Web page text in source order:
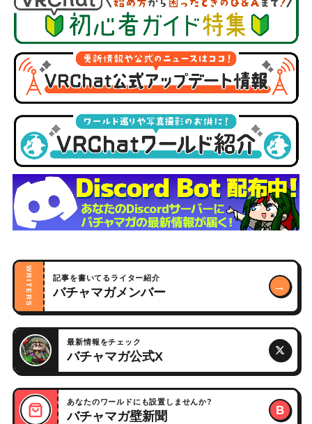
WRITERS 記事を書いてるライター紹介
バチャマガメンバー →
最新情報をチェック
バチャマガ公式X
あなたのワールドにも設置しませんか?
バチャマガ壁新聞 B